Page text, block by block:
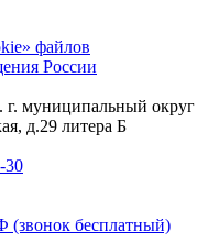
файлов
России
г. муниципальный округ
д.29 литера Б
30
(звонок бесплатный)